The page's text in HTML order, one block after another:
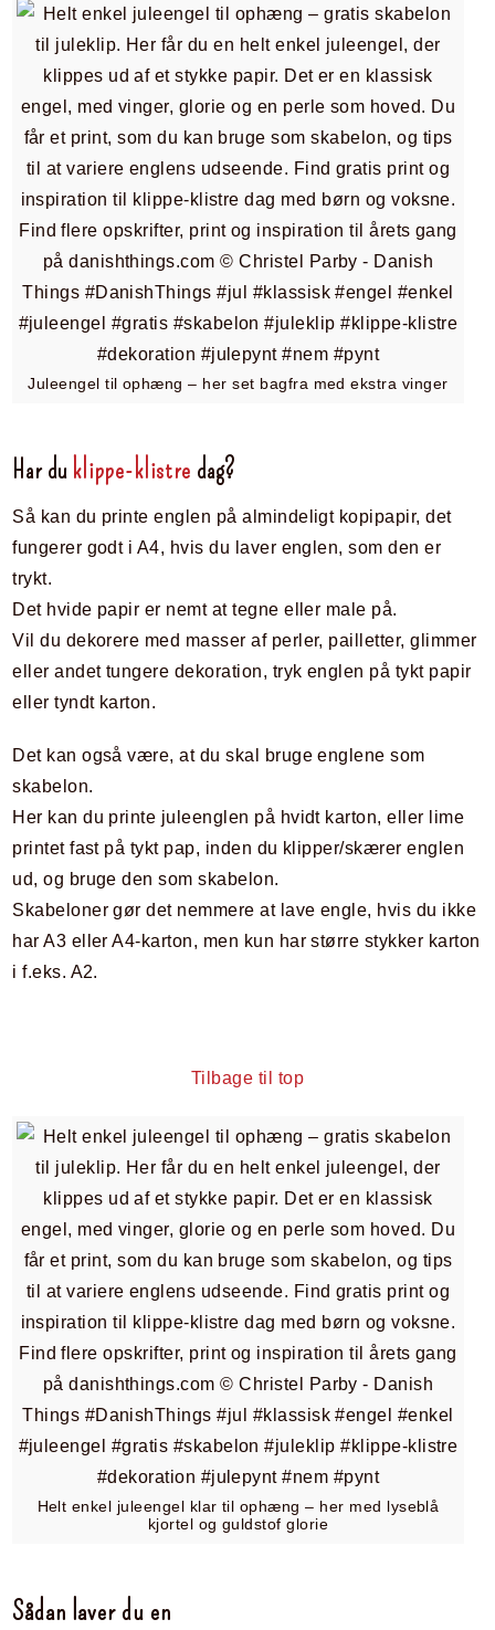
Juleengel til ophæng – her set bagfra med ekstra vinger
Har du klippe-klistre dag?
Så kan du printe englen på almindeligt kopipapir, det
fungerer godt i A4, hvis du laver englen, som den er
trykt.
Det hvide papir er nemt at tegne eller male på.
Vil du dekorere med masser af perler, pailletter, glimmer
eller andet tungere dekoration, tryk englen på tykt papir
eller tyndt karton.
Det kan også være, at du skal bruge englene som
skabelon.
Her kan du printe juleenglen på hvidt karton, eller lime
printet fast på tykt pap, inden du klipper/skærer englen
ud, og bruge den som skabelon.
Skabeloner gør det nemmere at lave engle, hvis du ikke
har A3 eller A4-karton, men kun har større stykker karton
i f.eks. A2.
Tilbage til top
Helt enkel juleengel klar til ophæng – her med lyseblå
kjortel og guldstof glorie
Sådan laver du en